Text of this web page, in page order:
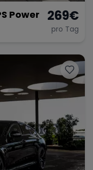
Power 269€
pro Tag